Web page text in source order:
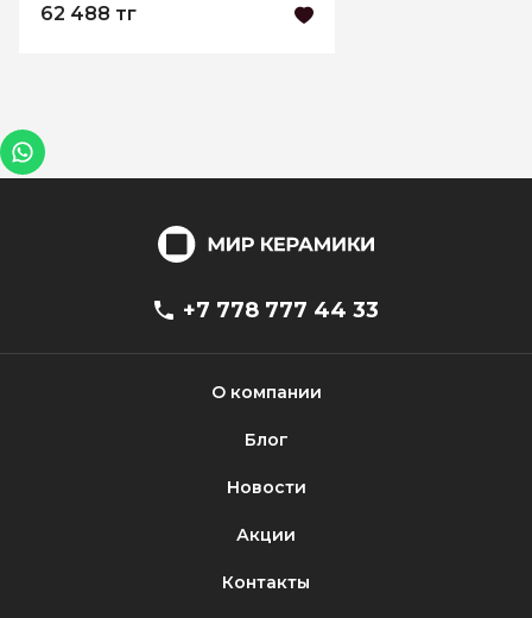
62 488 тг
+7 778 777 44 33
О компании
Блог
Новости
Акции
Контакты